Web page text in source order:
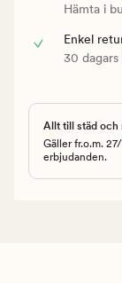
Hämta i
Enkel
30
Allt till städ och
Gäller fr.o.m.
erbjudanden.